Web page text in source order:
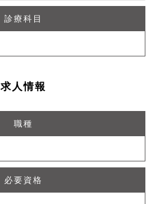
診療科目
求人情報
職種
必要資格